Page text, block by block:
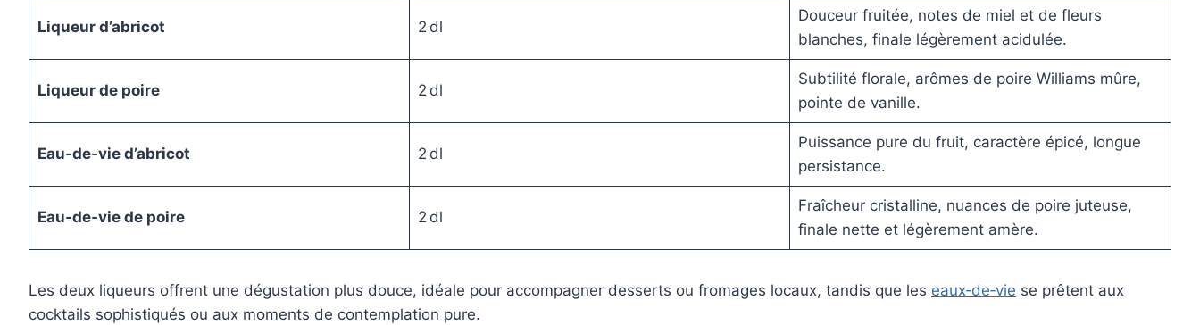
Liqueur d’abricot 2 dl
Douceur fruitée, notes de miel et de fleurs
blanches, finale légèrement acidulée.
Liqueur de poire 2 dl
Subtilité florale, arômes de poire Williams mûre,
pointe de vanille.
Eau‑de‑vie d’abricot 2 dl
Puissance pure du fruit, caractère épicé, longue
persistance.
Eau‑de‑vie de poire 2 dl
Fraîcheur cristalline, nuances de poire juteuse,
finale nette et légèrement amère.
Les deux liqueurs offrent une dégustation plus douce, idéale pour accompagner desserts ou fromages locaux, tandis que les eaux‑de‑vie se prêtent aux
cocktails sophistiqués ou aux moments de contemplation pure.